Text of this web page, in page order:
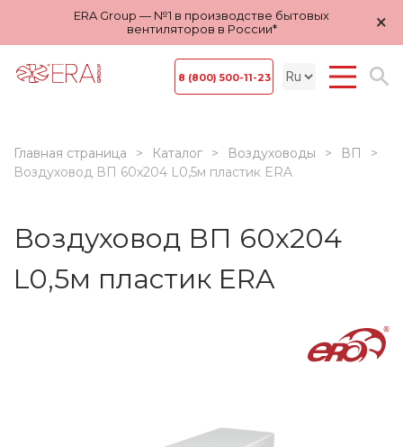
ERA Group — №1 в производстве бытовых
вентиляторов в России*
×
8 (800) 500-11-23
Главная страница Каталог Воздуховоды
ВП
Воздуховод ВП 60х204 L0,5м пластик ERA
Воздуховод ВП 60х204
L0,5м пластик ERA